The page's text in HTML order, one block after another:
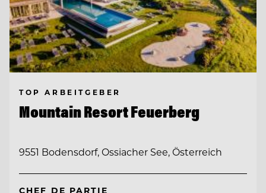
TOP ARBEITGEBER
Mountain Resort Feuerberg
9551 Bodensdorf, Ossiacher See, Österreich
CHEF DE PARTIE